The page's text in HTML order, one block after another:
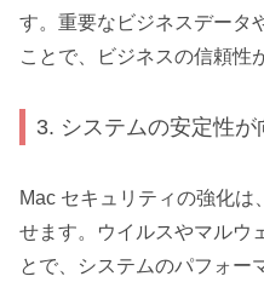
す。重要なビジネスデータ
ことで、ビジネスの信頼性
3. システムの安定性が
Mac セキュリティの強化は
せます。ウイルスやマルウ
とで、システムのパフォー